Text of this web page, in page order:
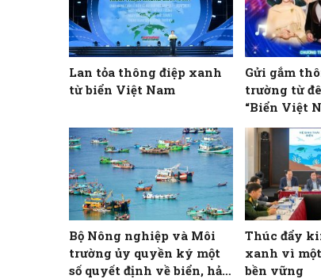
Lan tỏa thông điệp xanh
từ biển Việt Nam
Gửi gắm
trường từ
“Biển Việt
trình
Bộ Nông nghiệp và Môi
trường ủy quyền ký một
số quyết định về biển, hải
Thúc đẩy
xanh vì
bền vững